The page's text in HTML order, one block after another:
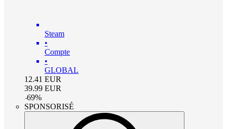
Steam
•
Compte
•
GLOBAL
12.41 EUR
39.99 EUR
-69%
SPONSORISÉ